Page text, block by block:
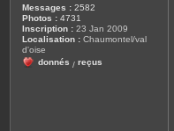
Messages : 2582
Photos : 4731
Inscription : 23 Jan 2009
Localisation : Chaumontel/val
d'oise
donnés / reçus